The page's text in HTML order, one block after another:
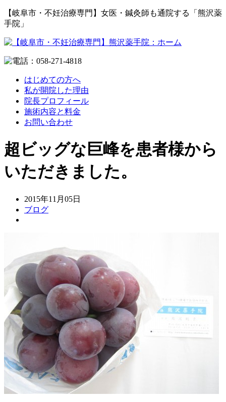
【岐阜市・不妊治療専門】女医・鍼灸師も通院する「熊沢薬
手院」
はじめての方へ
私が開院した理由
院長プロフィール
施術内容と料金
お問い合わせ
超ビッグな巨峰を患者様から
いただきました。
2015年11月05日
ブログ